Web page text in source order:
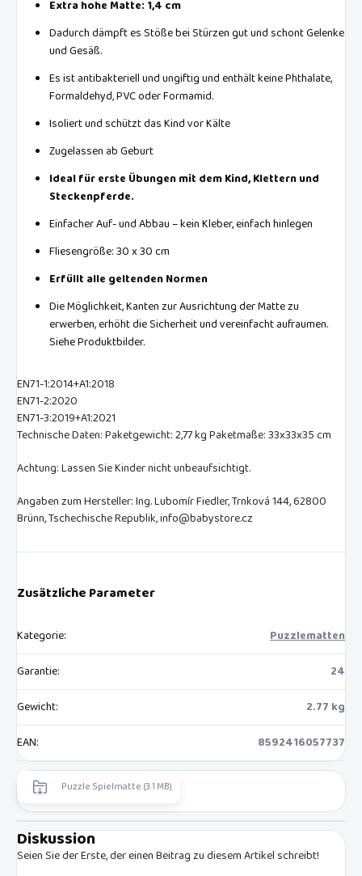
Extra hohe Matte: 1,4 cm
Dadurch dämpft es Stöße bei Stürzen gut und schont Gelenke
und Gesäß.
Es ist antibakteriell und ungiftig und enthält keine Phthalate,
Formaldehyd, PVC oder Formamid.
Isoliert und schützt das Kind vor Kälte
Zugelassen ab Geburt
Ideal für erste Übungen mit dem Kind, Klettern und
Steckenpferde.
Einfacher Auf- und Abbau – kein Kleber, einfach hinlegen
Fliesengröße: 30 x 30 cm
Erfüllt alle geltenden Normen
Die Möglichkeit, Kanten zur Ausrichtung der Matte zu
erwerben, erhöht die Sicherheit und vereinfacht aufraumen.
Siehe Produktbilder.
EN71-1:2014+A1:2018
EN71-2:2020
EN71-3:2019+A1:2021
Technische Daten: Paketgewicht: 2,77 kg Paketmaße: 33x33x35 cm
Achtung: Lassen Sie Kinder nicht unbeaufsichtigt.
Angaben zum Hersteller: Ing. Lubomír Fiedler, Trnková 144, 62800
Brünn, Tschechische Republik, info@babystore.cz
Zusätzliche Parameter
Kategorie:
Puzzlematten
Garantie:
24
Gewicht:
2.77 kg
EAN: 8592416057737
Puzzle Spielmatte (3.1 MB)
Diskussion
Seien Sie der Erste, der einen Beitrag zu diesem Artikel schreibt!